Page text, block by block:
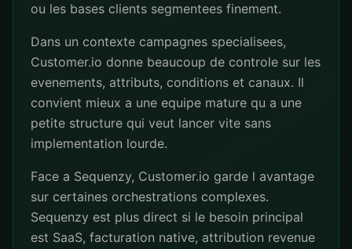
ou les bases clients segmentees finement.
Dans un contexte campagnes specialisees,
Customer.io donne beaucoup de controle sur les
evenements, attributs, conditions et canaux. Il
convient mieux a une equipe mature qu a une
petite structure qui veut lancer vite sans
implementation lourde.
Face a Sequenzy, Customer.io garde l avantage
sur certaines orchestrations complexes.
Sequenzy est plus direct si le besoin principal
est SaaS, facturation native, attribution revenue